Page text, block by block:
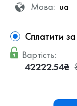
Мова: ua
Сплатити
Вартість:
42222.54₴